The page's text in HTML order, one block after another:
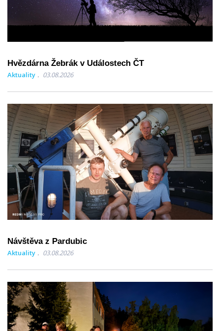
Hvězdárna Žebrák v Událostech ČT
Aktuality 03.08.2026
Návštěva z Pardubic
Aktuality 03.08.2026